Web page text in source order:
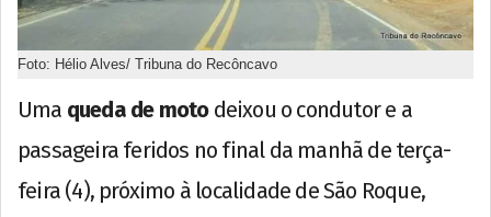
Foto: Hélio Alves/ Tribuna do Recôncavo
Uma queda de motodeixou o condutor e a
passageira feridos no final da manhã de terça-
feira (4), próximo à localidade de São Roque,